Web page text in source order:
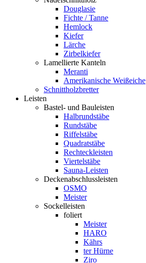
Douglasie
Fichte / Tanne
Hemlock
Kiefer
Lärche
Zirbelkiefer
Lamellierte Kanteln
Meranti
Amerikanische Weißeiche
Schnittholzbretter
Leisten
Bastel- und Bauleisten
Halbrundstäbe
Rundstäbe
Riffelstäbe
Quadratstäbe
Rechteckleisten
Viertelstäbe
Sauna-Leisten
Deckenabschlussleisten
OSMO
Meister
Sockelleisten
foliert
Meister
HARO
Kährs
ter Hürne
Ziro